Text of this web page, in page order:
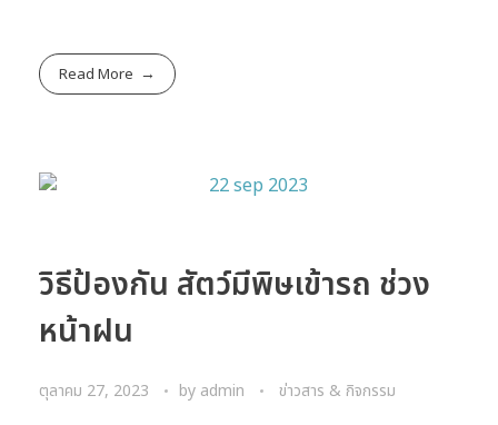
Read More
วิธีป้องกัน สัตว์มีพิษเข้ารถ ช่วง
หน้าฝน
ตุลาคม 27, 2023 by admin ข่าวสาร & กิจกรรม